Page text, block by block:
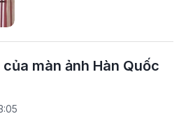
màn ảnh Hàn Quốc